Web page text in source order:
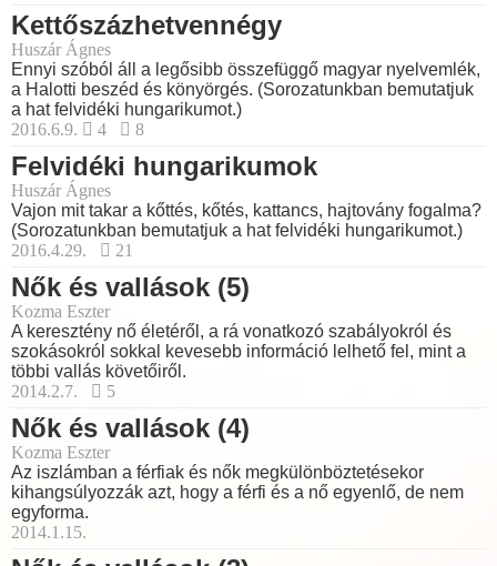
Kettőszázhetvennégy
Huszár Ágnes
Ennyi szóból áll a legősibb összefüggő magyar nyelvemlék,
a Halotti beszéd és könyörgés. (Sorozatunkban bemutatjuk
a hat felvidéki hungarikumot.)
2016.6.9.
4 8
Felvidéki hungarikumok
Huszár Ágnes
Vajon mit takar a kőttés, kőtés, kattancs, hajtovány fogalma?
(Sorozatunkban bemutatjuk a hat felvidéki hungarikumot.)
2016.4.29.
21
Nők és vallások (5)
Kozma Eszter
A keresztény nő életéről, a rá vonatkozó szabályokról és
szokásokról sokkal kevesebb információ lelhető fel, mint a
többi vallás követőiről.
2014.2.7.
5
Nők és vallások (4)
Kozma Eszter
Az iszlámban a férfiak és nők megkülönböztetésekor
kihangsúlyozzák azt, hogy a férfi és a nő egyenlő, de nem
egyforma.
2014.1.15.